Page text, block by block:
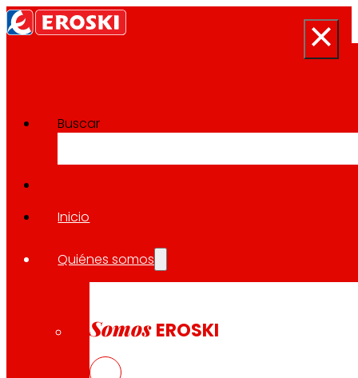
Buscar
Inicio
Quiénes somos
Somos EROSKI
Sala de prensa
Volver a todas las noticias
17.10.2024
EROSKI inaugura un nuevo